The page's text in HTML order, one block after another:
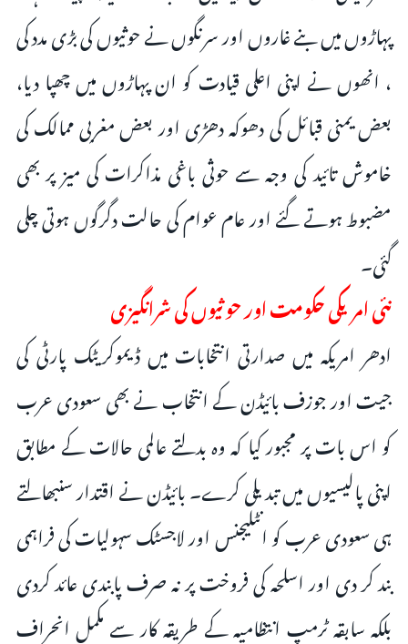
پہاڑوں میں بنے غاروں اور سرنگوں نے حوثیوں کی بڑی مدد کی
، انھوں نے اپنی اعلی قیادت کو ان پہاڑوں میں چھپا دیا،
بعض یمنی قبائل کی دھوکہ دھڑی اور بعض مغربی ممالک کی
خاموش تائید کی وجہ سے حوثی باغی مذاکرات کی میز پر بھی
مضبوط ہوتے گئے اور عام عوام کی حالت دگرگوں ہوتی چلی
گئی۔
نئی امریکی حکومت اور حوثیوں کی شرانگیزی
ادھر امریکہ میں صدارتی انتخابات میں ڈیموکریٹک پارٹی کی
جیت اور جوزف بائیڈن کے انتخاب نے بھی سعودی عرب
کو اس بات پر مجبور کیا کہ وہ بدلتے عالمی حالات کے مطابق
اپنی پالیسیوں میں تبدیلی کرے۔ بائیڈن نے اقتدار سنبھالتے
ہی سعودی عرب کو انٹلیجنس اور لاجسٹک سہولیات کی فراہمی
بند کر دی اور اسلحہ کی فروخت پر نہ صرف پابندی عائد کردی
بلکہ سابقہ ٹرمپ انتظامیہ کے طریقہ کار سے مکمل انحراف